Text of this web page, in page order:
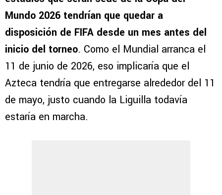
Mundo 2026 tendrían que quedar a
disposición de FIFA desde un mes antes del
inicio del torneo. Como el Mundial arranca el
11 de junio de 2026, eso implicaría que el
Azteca tendría que entregarse alrededor del 11
de mayo, justo cuando la Liguilla todavía
estaría en marcha.